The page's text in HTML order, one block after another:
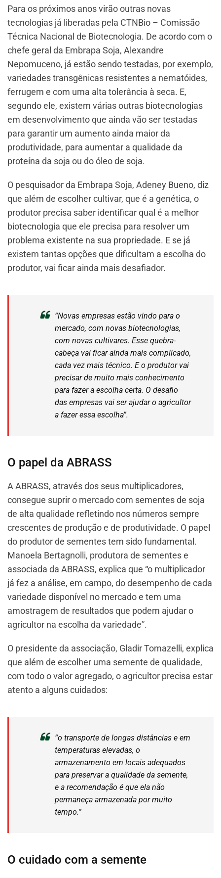
Para os próximos anos virão outras novas
tecnologias já liberadas pela CTNBio – Comissão
Técnica Nacional de Biotecnologia. De acordo com o
chefe geral da Embrapa Soja, Alexandre
Nepomuceno, já estão sendo testadas, por exemplo,
variedades transgênicas resistentes a nematóides,
ferrugem e com uma alta tolerância à seca. E,
segundo ele, existem várias outras biotecnologias
em desenvolvimento que ainda vão ser testadas
para garantir um aumento ainda maior da
produtividade, para aumentar a qualidade da
proteína da soja ou do óleo de soja.
O pesquisador da Embrapa Soja, Adeney Bueno, diz
que além de escolher cultivar, que é a genética, o
produtor precisa saber identificar qual é a melhor
biotecnologia que ele precisa para resolver um
problema existente na sua propriedade. E se já
existem tantas opções que dificultam a escolha do
produtor, vai ficar ainda mais desafiador.
“Novas empresas estão vindo para o
mercado, com novas biotecnologias,
com novas cultivares. Esse quebra-
cabeça vai ficar ainda mais complicado,
cada vez mais técnico. E o produtor vai
precisar de muito mais conhecimento
para fazer a escolha certa. O desafio
das empresas vai ser ajudar o agricultor
a fazer essa escolha”.
O papel da ABRASS
A ABRASS, através dos seus multiplicadores,
consegue suprir o mercado com sementes de soja
de alta qualidade refletindo nos números sempre
crescentes de produção e de produtividade. O papel
do produtor de sementes tem sido fundamental.
Manoela Bertagnolli, produtora de sementes e
associada da ABRASS, explica que “o multiplicador
já fez a análise, em campo, do desempenho de cada
variedade disponível no mercado e tem uma
amostragem de resultados que podem ajudar o
agricultor na escolha da variedade”.
O presidente da associação, Gladir Tomazelli, explica
que além de escolher uma semente de qualidade,
com todo o valor agregado, o agricultor precisa estar
atento a alguns cuidados:
“o transporte de longas distâncias e em
temperaturas elevadas, o
armazenamento em locais adequados
para preservar a qualidade da semente,
e a recomendação é que ela não
permaneça armazenada por muito
tempo.”
O cuidado com a semente